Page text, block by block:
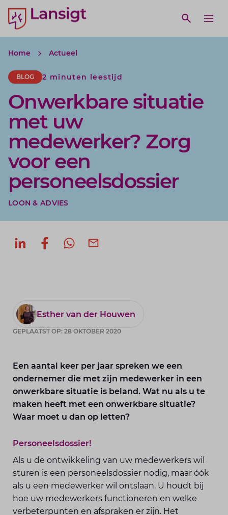
Lansigt Accountants logo
Open
search website
Home Actueel
BLOG 2 minuten leestijd
Onwerkbare situatie
met uw
medewerker? Zorg
voor een
personeelsdossier
LOON & ADVIES
Deel op LinkedIn
Deel op Facebook
Esther van der Houwen
GEPLAATST OP: 28 OKTOBER 2020
Een aantal keer per jaar spreken we een
ondernemer die met zijn medewerker in een
onwerkbare situatie is beland. Wat nu als u te
maken heeft met een onwerkbare situatie?
Waar moet u dan op letten?
Personeelsdossier!
Als u de ontwikkeling van uw medewerkers wil
sturen is een personeelsdossier nodig, maar óók
als u een medewerker wil ontslaan. U houdt bij
hoe uw medewerkers functioneren en welke
verbeterpunten en afspraken er zijn. Het